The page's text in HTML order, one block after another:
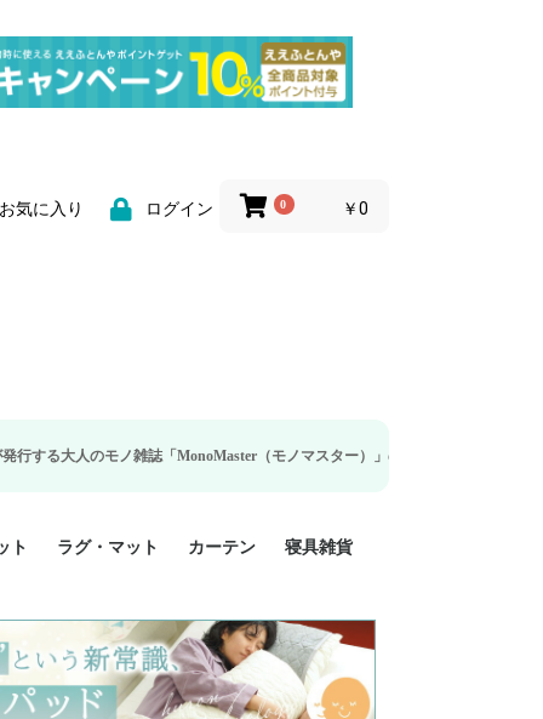
気に入り ログイン 0 ￥0
モノ雑誌「MonoMaster（モノマスター）」の疲労回復・睡眠の向上特集に当社
掛け布団カバー
掛け布団カバー
ロング 掛け布団
ル 掛け布団カバ
掛け布団カバー
ング 掛け布団カ
掛け布団カバー
け布団カバー
敷布団カバー
グル 敷布団カバ
敷布団カバー
ロング 敷布団カ
敷布団カバー
枕カバー
枕カバー
枕カバー
枕カバー
BOXシーツ
ロング BOXシー
ル BOXシーツ
BOXシーツ
ロング BOXシー
点セット
点セット
ト
ズ
イズ
サイズ
ズ
100%
ラグ・マット カーテン
既成カーテンのサイズ
遮光カーテン
レース・シアーカーテン
Disney ディズニーカーテ
ン
MOOMIN ムーミンカーテ
ン
PEANUTS ピーナツカー
テン (SNOOPY スヌーピ
ー)
寝具雑貨
美容・化粧品
シルク寝具・雑貨
HURONテクノロジー リ
カバリー寝具
ソファカバー
ひざ掛け
パジャマ
クッション
玄関・フロアーマット
ペット用ベッド
インテリア
その他寝具雑貨